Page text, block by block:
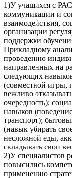
1)У учащихся с РАС
коммуникации и
взаимодействия,
организации
поддержки
Прикладному
проведению
направленных на
следующих
(совместной игры,
вежливо
очередность);
навыков
транспорт);
(навык убирать
несложной еды,
складывать свои
2)У специалистов
повысились
применению